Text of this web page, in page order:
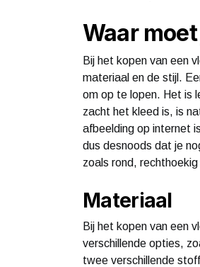
Waar
Bij het kopen van een
materiaal en de stijl.
om op te lopen. Het is
zacht het kleed is, is
afbeelding op internet
dus desnoods dat je
zoals rond,
Materiaal
Bij het kopen van een
verschillende opties,
twee verschillende